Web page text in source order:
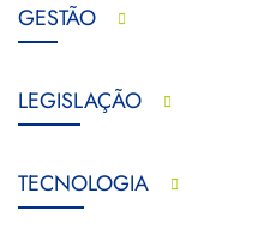
GESTÃO
LEGISLAÇÃO
TECNOLOGIA